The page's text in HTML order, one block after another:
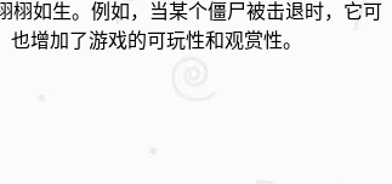
栩如生。例如，当某个僵尸被击退时，它可
增加了游戏的可玩性和观赏性。